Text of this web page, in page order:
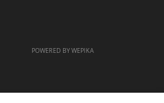
POWERED BYWEPIKA